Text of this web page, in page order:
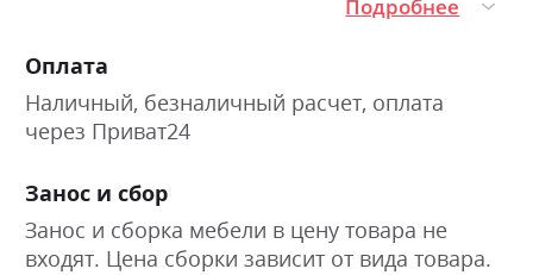
Подробнее
Оплата
Наличный, безналичный расчет, оплата
через Приват24
Занос и сбор
Занос и сборка мебели в цену товара не
входят. Цена сборки зависит от вида товара.